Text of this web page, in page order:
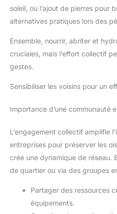
soleil, ou l’ajout de pierres pour
alternatives pratiques lors des
Ensemble, nourrir, abriter et
cruciales, mais l’effort collectif
gestes.
Sensibiliser les voisins pour un
Importance d’une communauté
L’engagement collectif amplifie
entreprises pour préserver les
crée une dynamique de réseau.
de quartier ou via des groupes
Partager des ressources
équipements.